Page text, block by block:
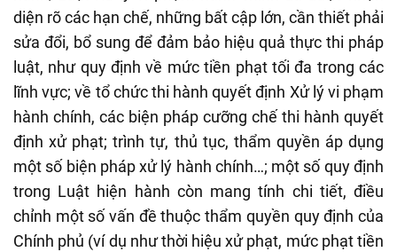
diện rõ các hạn chế, những bất cập lớn, cần thiết phải
sửa đổi, bổ sung để đảm bảo hiệu quả thực thi pháp
luật, như quy định về mức tiền phạt tối đa trong các
lĩnh vực; về tổ chức thi hành quyết định Xử lý vi phạm
hành chính, các biện pháp cưỡng chế thi hành quyết
định xử phạt; trình tự, thủ tục, thẩm quyền áp dụng
một số biện pháp xử lý hành chính…; một số quy định
trong Luật hiện hành còn mang tính chi tiết, điều
chỉnh một số vấn đề thuộc thẩm quyền quy định của
Chính phủ (ví dụ như thời hiệu xử phạt, mức phạt tiền